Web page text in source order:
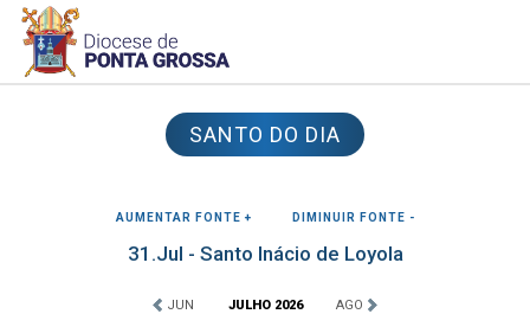
SANTO DO DIA
AUMENTAR FONTE + DIMINUIR FONTE -
31.Jul - Santo Inácio de Loyola
JUN JULHO 2026 AGO